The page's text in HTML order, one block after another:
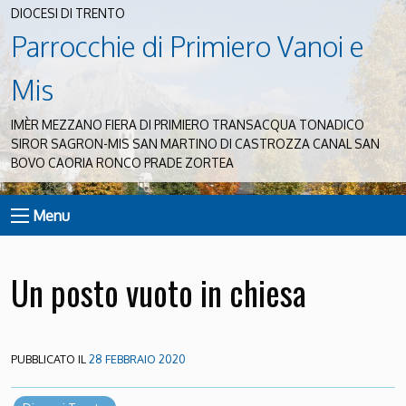
DIOCESI DI TRENTO
Parrocchie di Primiero Vanoi e
Mis
IMÈR MEZZANO FIERA DI PRIMIERO TRANSACQUA TONADICO
SIROR SAGRON-MIS SAN MARTINO DI CASTROZZA CANAL SAN
BOVO CAORIA RONCO PRADE ZORTEA
Menu
Un posto vuoto in chiesa
PUBBLICATO IL28 FEBBRAIO 2020